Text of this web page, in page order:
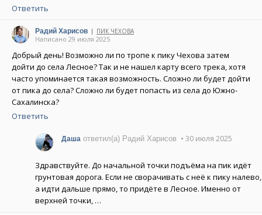
Ответить
Радий Харисов | ПИК ЧЕХОВА
Написано 29 июля 2025
Добрый день! Возможно ли по тропе к пику Чехова затем
дойти до села Лесное? Так и не нашел карту всего трека, хотя
часто упоминается такая возможность. Сложно ли будет дойти
от пика до села? Сложно ли будет попасть из села до Южно-
Сахалинска?
Ответить
Даша ответил(а) Радий Харисов • 30 июля 2025
Здравствуйте. До начальной точки подъёма на пик идёт
грунтовая дорога. Если не сворачивать с неё к пику налево,
а идти дальше прямо, то придёте в Лесное. Именно от
верхней точки, …